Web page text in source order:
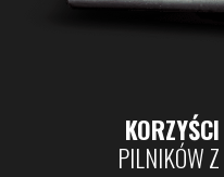
KORZYŚCI
PILNIKÓW Z